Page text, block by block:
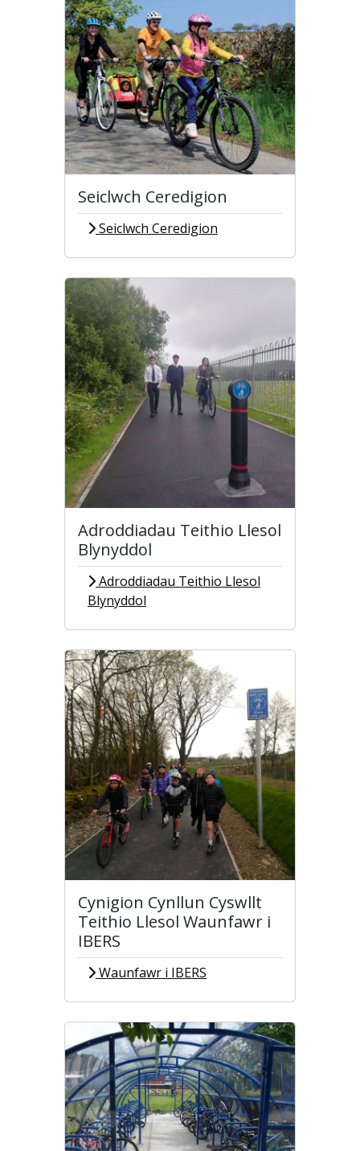
Seiclwch Ceredigion
Seiclwch Ceredigion
Adroddiadau Teithio Llesol
Blynyddol
Adroddiadau Teithio Llesol
Blynyddol
Cynigion Cynllun Cyswllt
Teithio Llesol Waunfawr i
IBERS
Waunfawr i IBERS